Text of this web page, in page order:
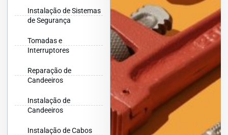
Instalação de Sistemas
de Segurança
Tomadas e
Interruptores
Reparação de
Candeeiros
Instalação de
Candeeiros
Instalação de Cabos